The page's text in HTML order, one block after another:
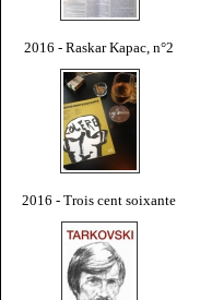
2016 - Raskar Kapac, n°2
2016 - Trois cent soixante